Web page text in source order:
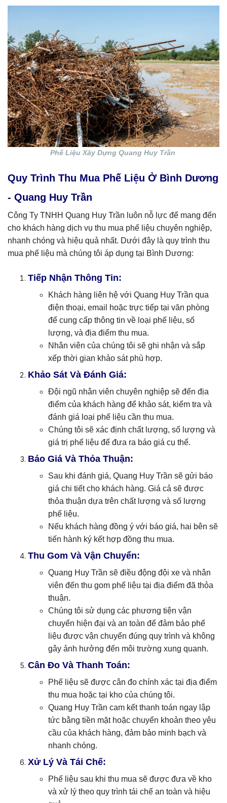
Phế Liệu Xây Dựng Quang Huy Trần
Quy Trình Thu Mua Phế Liệu Ở Bình Dương
- Quang Huy Trần
Công Ty TNHH Quang Huy Trần luôn nỗ lực để mang đến
cho khách hàng dịch vụ thu mua phế liệu chuyên nghiệp,
nhanh chóng và hiệu quả nhất. Dưới đây là quy trình thu
mua phế liệu mà chúng tôi áp dụng tại Bình Dương:
Tiếp Nhận Thông Tin:
Khách hàng liên hệ với Quang Huy Trần qua
điện thoại, email hoặc trực tiếp tại văn phòng
để cung cấp thông tin về loại phế liệu, số
lượng, và địa điểm thu mua.
Nhân viên của chúng tôi sẽ ghi nhận và sắp
xếp thời gian khảo sát phù hợp.
Khảo Sát Và Đánh Giá:
Đội ngũ nhân viên chuyên nghiệp sẽ đến địa
điểm của khách hàng để khảo sát, kiểm tra và
đánh giá loại phế liệu cần thu mua.
Chúng tôi sẽ xác định chất lượng, số lượng và
giá trị phế liệu để đưa ra báo giá cụ thể.
Báo Giá Và Thỏa Thuận:
Sau khi đánh giá, Quang Huy Trần sẽ gửi báo
giá chi tiết cho khách hàng. Giá cả sẽ được
thỏa thuận dựa trên chất lượng và số lượng
phế liệu.
Nếu khách hàng đồng ý với báo giá, hai bên sẽ
tiến hành ký kết hợp đồng thu mua.
Thu Gom Và Vận Chuyển:
Quang Huy Trần sẽ điều động đội xe và nhân
viên đến thu gom phế liệu tại địa điểm đã thỏa
thuận.
Chúng tôi sử dụng các phương tiện vận
chuyển hiện đại và an toàn để đảm bảo phế
liệu được vận chuyển đúng quy trình và không
gây ảnh hưởng đến môi trường xung quanh.
Cân Đo Và Thanh Toán:
Phế liệu sẽ được cân đo chính xác tại địa điểm
thu mua hoặc tại kho của chúng tôi.
Quang Huy Trần cam kết thanh toán ngay lập
tức bằng tiền mặt hoặc chuyển khoản theo yêu
cầu của khách hàng, đảm bảo minh bạch và
nhanh chóng.
Xử Lý Và Tái Chế:
Phế liệu sau khi thu mua sẽ được đưa về kho
và xử lý theo quy trình tái chế an toàn và hiệu